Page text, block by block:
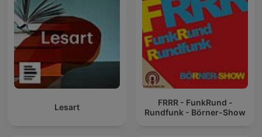
Lesart
FRRR - FunkRund -
Rundfunk - Börner-Show